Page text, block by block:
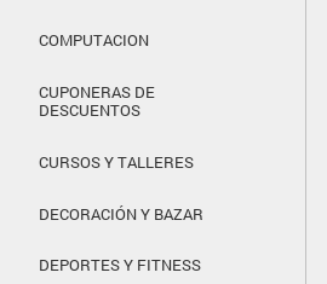
COMPUTACION
CUPONERAS DE
DESCUENTOS
CURSOS Y TALLERES
DECORACIÓN Y BAZAR
DEPORTES Y FITNESS